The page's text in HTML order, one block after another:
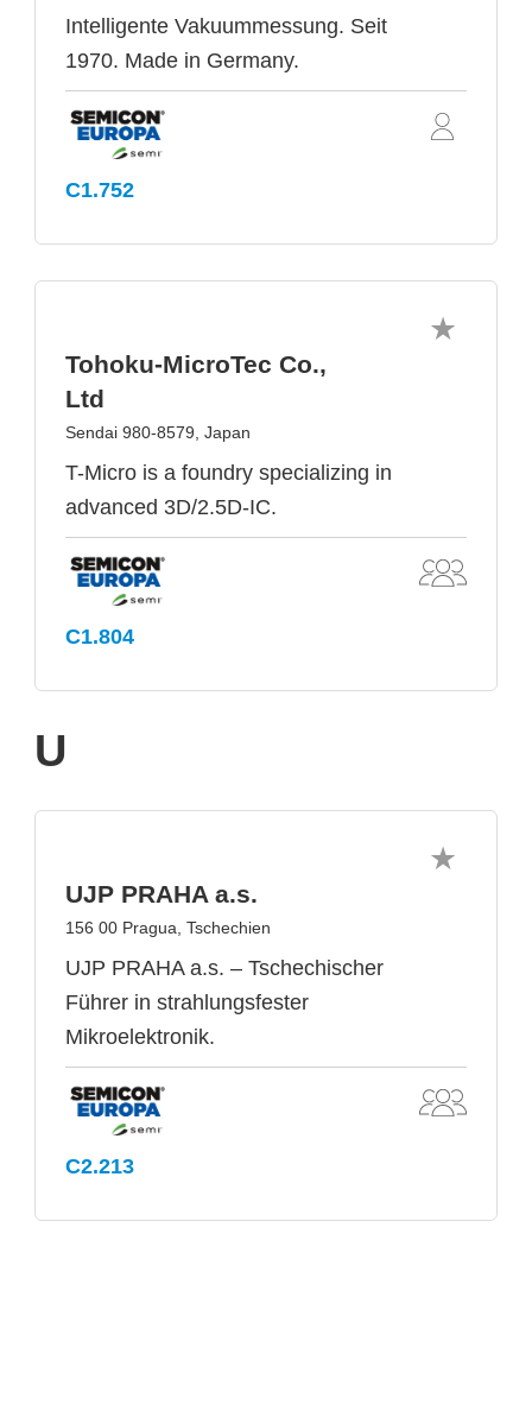
Intelligente Vakuummessung. Seit
1970. Made in Germany.
C1.752
Tohoku-MicroTec Co.,
Ltd
Sendai 980-8579, Japan
T-Micro is a foundry specializing in
advanced 3D/2.5D-IC.
C1.804
U
UJP PRAHA a.s.
156 00 Pragua, Tschechien
UJP PRAHA a.s. – Tschechischer
Führer in strahlungsfester
Mikroelektronik.
C2.213